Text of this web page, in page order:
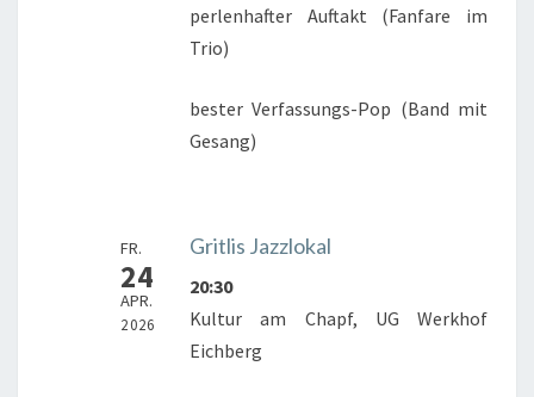
perlenhafter Auftakt (Fanfare im
Trio)
bester Verfassungs-Pop (Band mit
Gesang)
FR.
24
APR.
2026
Gritlis Jazzlokal
20:30
Kultur am Chapf, UG Werkhof
Eichberg